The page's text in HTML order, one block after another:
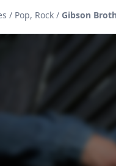
/ Pop, Rock / Gibson